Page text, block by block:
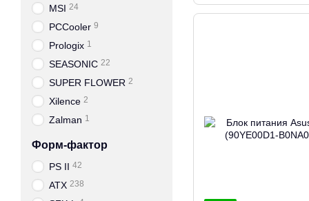
MSI 24
PCCooler 9
Prologix 1
SEASONIC 22
SUPER FLOWER 2
Xilence 2
Zalman 1
Форм-фактор
PS II 42
ATX 238